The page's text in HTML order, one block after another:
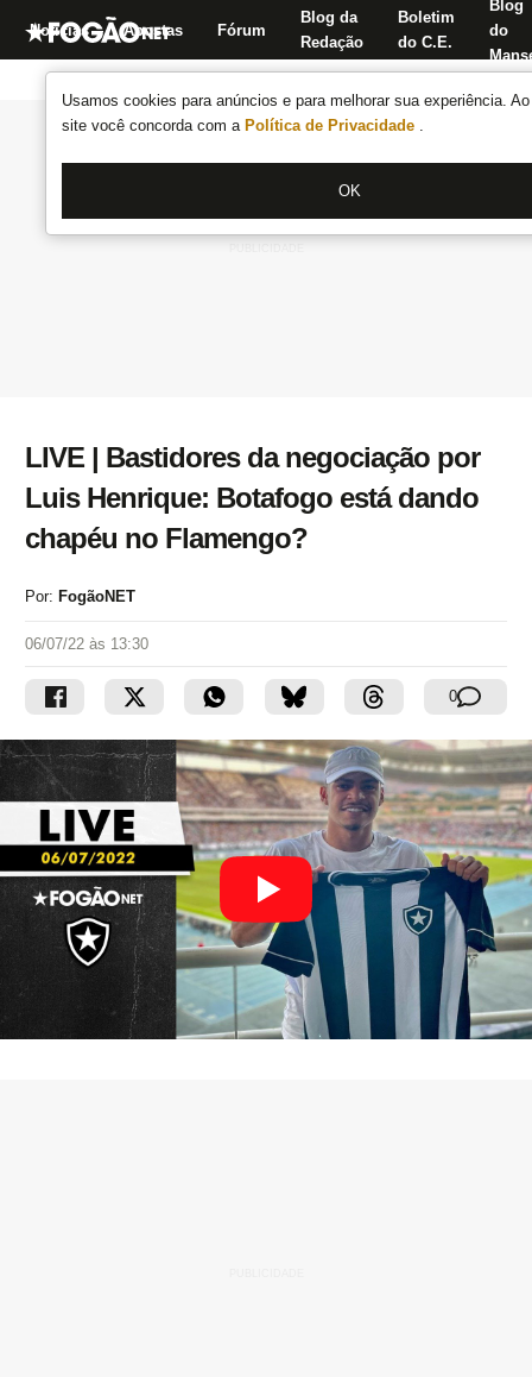
Usamos cookies para anúncios e para melhorar sua experiência.
site você concorda com a Política de Privacidade .
OK
Notícias Apostas Fórum
Blog da
Redação
Boletim
do C.E.
Blog
do
LIVE | Bastidores da negociação por
Luis Henrique: Botafogo está dando
chapéu no Flamengo?
Por: FogãoNET
06/07/22 às 13:30
0